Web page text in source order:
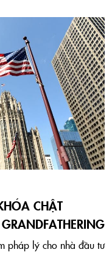
CHẶT
pháp lý cho nhà đầu tư